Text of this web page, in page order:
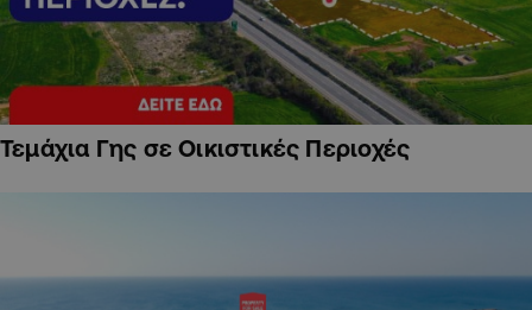
Τεμάχια Γης σε Οικιστικές Περιοχές